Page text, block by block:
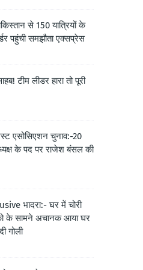
से 150 यात्रियों के
पहुंची समझौता एक्सप्रेस
टीम लीडर हारा तो पूरी
एसोसिएशन चुनाव:-20
के पद पर राजेश बंसल की
भादरा:- घर में चोरी
के सामने अचानक आया घर
गोली